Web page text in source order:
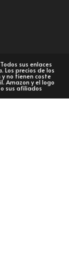
sus enlaces
Los precios de los
no tienen coste
Amazon y el logo
sus afiliados